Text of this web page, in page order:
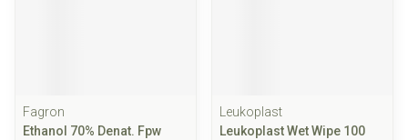
Fagron
Ethanol 70% Denat. Fpw
Leukoplast
Leukoplast Wet Wipe 100